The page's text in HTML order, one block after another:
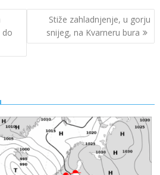
do
Stiže zahladnjenje, u gorju
snijeg, na Kvarneru bura